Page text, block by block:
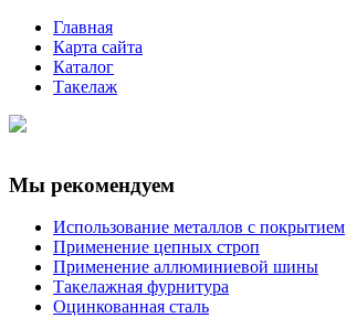
Главная
Карта сайта
Каталог
Такелаж
Мы рекомендуем
Использование металлов с покрытием
Применение цепных строп
Применение аллюминиевой шины
Такелажная фурнитура
Оцинкованная сталь